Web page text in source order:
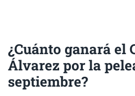
¿Cuánto ganará el
Álvarez por la
septiembre?